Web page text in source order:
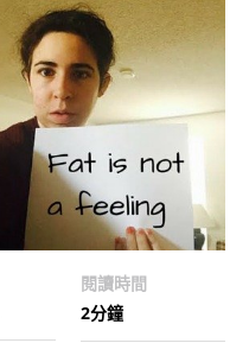
閱讀時間
2分鐘